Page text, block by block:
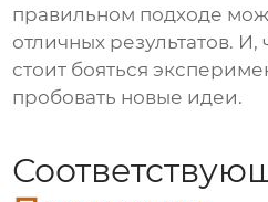
правильном подходе
отличных результатов. И,
стоит бояться
пробовать новые идеи.